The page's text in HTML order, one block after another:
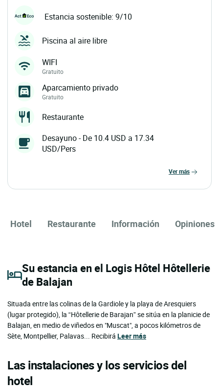
Estancia sostenible: 9/10
Piscina al aire libre
WIFI
Gratuito
Aparcamiento privado
Gratuito
Restaurante
Desayuno - De 10.4 USD a 17.34
USD/Pers
ver más
Hotel Restaurante Información Opiniones
Su estancia en el Logis Hôtel Hôtellerie
de Balajan
Situada entre las colinas de la Gardiole y la playa de Aresquiers
(lugar protegido), la “Hôtellerie de Barajan” se sitúa en la planicie de
Balajan, en medio de viñedos en "Muscat", a pocos kilómetros de
Sète, Montpellier, Palavas... Recibirá Leer más
Las instalaciones y los servicios del
hotel